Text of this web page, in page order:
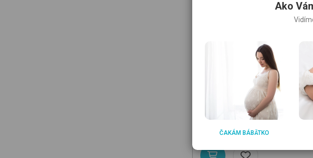
171/900 Marine
detské
10.95 €
Ako
ČAKÁM BÁBÄTKO